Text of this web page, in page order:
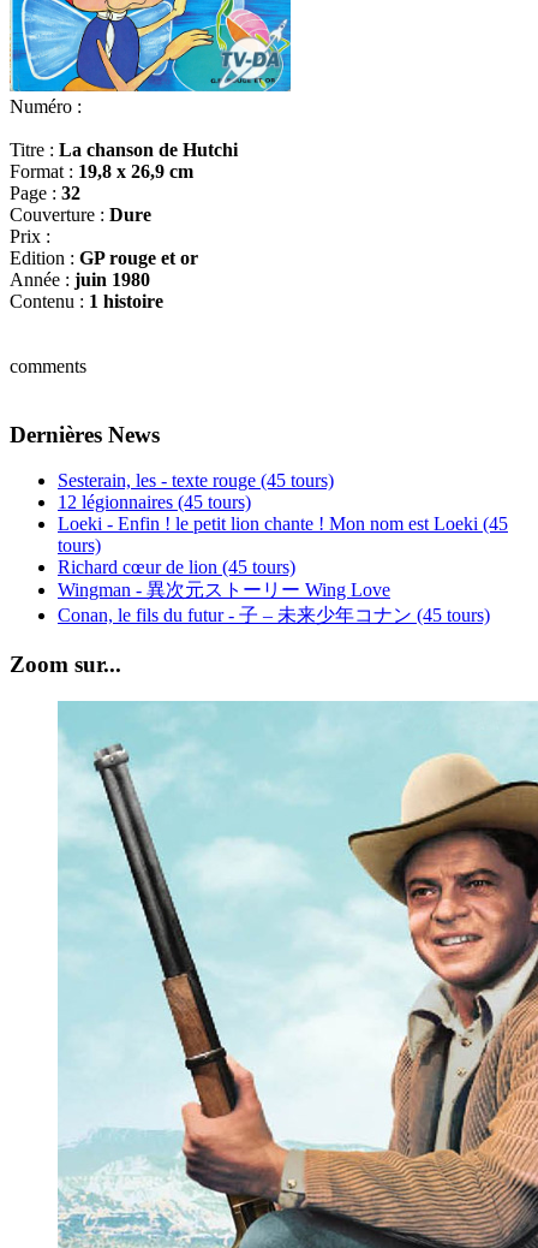
Numéro :
Titre : La chanson de Hutchi
Format : 19,8 x 26,9 cm
Page : 32
Couverture : Dure
Prix :
Edition : GP rouge et or
Année : juin 1980
Contenu : 1 histoire
comments
Dernières News
Sesterain, les - texte rouge (45 tours)
12 légionnaires (45 tours)
Loeki - Enfin ! le petit lion chante ! Mon nom est Loeki (45
tours)
Richard cœur de lion (45 tours)
Wingman - 異次元ストーリー Wing Love
Conan, le fils du futur - 子 – 未来少年コナン (45 tours)
Zoom sur...